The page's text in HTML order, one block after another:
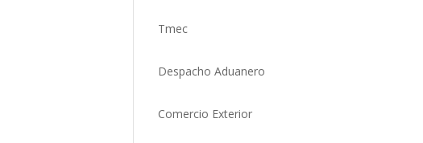
Tmec
Despacho Aduanero
Comercio Exterior